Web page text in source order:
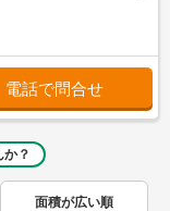
電話で問合せ
？
面積が広い順